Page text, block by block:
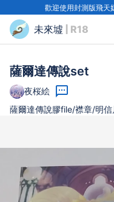
歡迎使用封測版飛天
未來墟 | R18
薩爾達傳說set
夜桜絵
薩爾達傳說膠file/襟章/明信